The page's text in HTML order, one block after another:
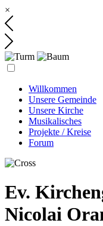
×
Willkommen
Unsere Gemeinde
Unsere Kirche
Musikalisches
Projekte / Kreise
Forum
Ev.
Nicolai